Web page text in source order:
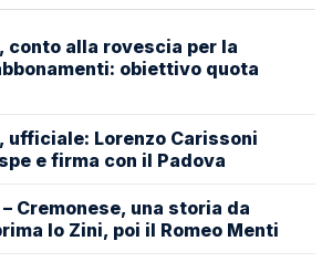
conto alla rovescia per la
obiettivo quota
ufficiale: Lorenzo Carissoni
e firma con il Padova
Cremonese, una storia da
lo Zini, poi il Romeo Menti